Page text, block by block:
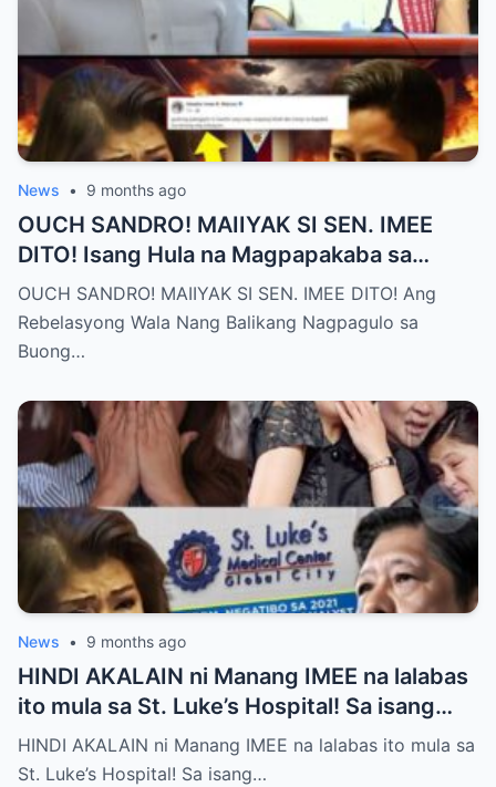
News • 9 months ago
OUCH SANDRO! MAIIYAK SI SEN. IMEE
DITO! Isang Hula na Magpapakaba sa
Buong Bansa! Ano ang matinding nangyari
sa pagitan nila?
OUCH SANDRO! MAIIYAK SI SEN. IMEE DITO! Ang
Rebelasyong Wala Nang Balikang Nagpagulo sa
Buong…
News • 9 months ago
HINDI AKALAIN ni Manang IMEE na lalabas
ito mula sa St. Luke’s Hospital! Sa isang
tahimik at maalinsangang hapon sa
lungsod ng Quezon, si Manang IMEE, isang
HINDI AKALAIN ni Manang IMEE na lalabas ito mula sa
St. Luke’s Hospital! Sa isang…